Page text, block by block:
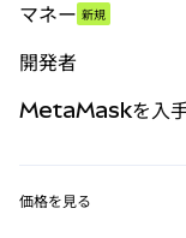
パーペチュアル
RWA
マネー 新規
開発者
MetaMaskを入
価格を見る